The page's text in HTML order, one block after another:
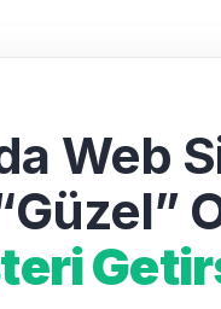
Web